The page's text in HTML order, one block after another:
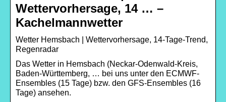
Wettervorhersage, 14 … –
Kachelmannwetter
Wetter Hemsbach | Wettervorhersage, 14-Tage-Trend,
Regenradar
Das Wetter in Hemsbach (Neckar-Odenwald-Kreis,
Baden-Württemberg, … bei uns unter den ECMWF-
Ensembles (15 Tage) bzw. den GFS-Ensembles (16
Tage) ansehen.